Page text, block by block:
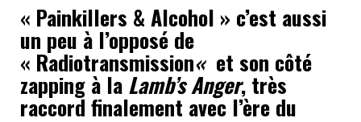
« Painkillers & Alcohol » c’est aussi
un peu à l’opposé de
« Radiotransmission« et son côté
zapping à la Lamb’s Anger, très
raccord finalement avec l’ère du